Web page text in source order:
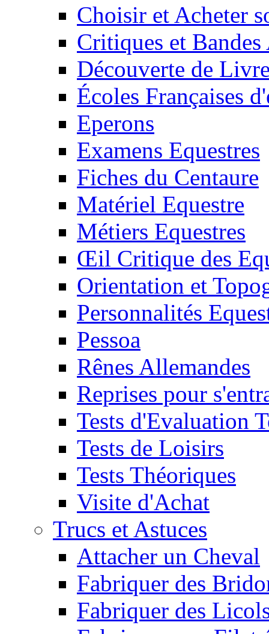
Choisir et Acheter
Critiques et
Découverte de
Écoles Françaises
Eperons
Examens Equestres
Fiches du Centaure
Matériel Equestre
Métiers Equestres
Œil Critique des
Orientation et
Personnalités
Pessoa
Rênes Allemandes
Reprises pour
Tests d'Evaluation
Tests de Loisirs
Tests Théoriques
Visite d'Achat
Trucs et Astuces
Attacher un Cheval
Fabriquer des
Fabriquer des